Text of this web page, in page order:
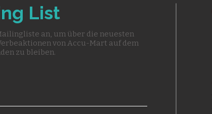
List
an, um über die neuesten
von Accu-Mart auf dem
zu bleiben.